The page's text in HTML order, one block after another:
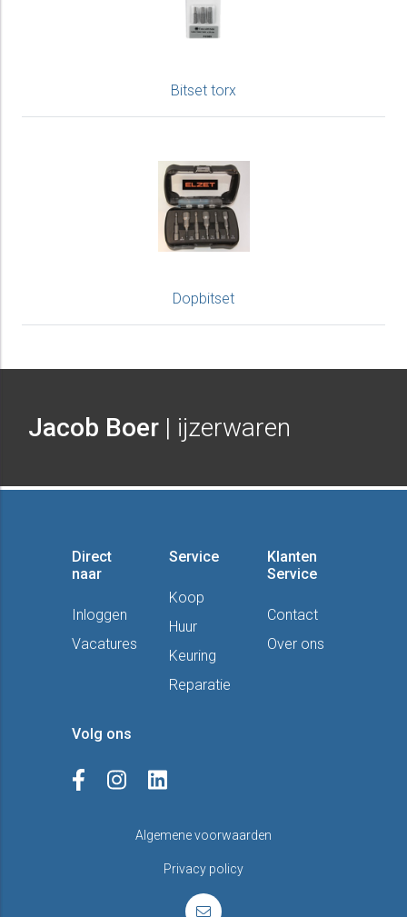
Bitset torx
Dopbitset
Jacob Boer | ijzerwaren
Direct
naar
Inloggen
Vacatures
Service
Koop
Huur
Keuring
Reparatie
Klanten
Service
Contact
Over ons
Volg ons
Algemene voorwaarden
Privacy policy